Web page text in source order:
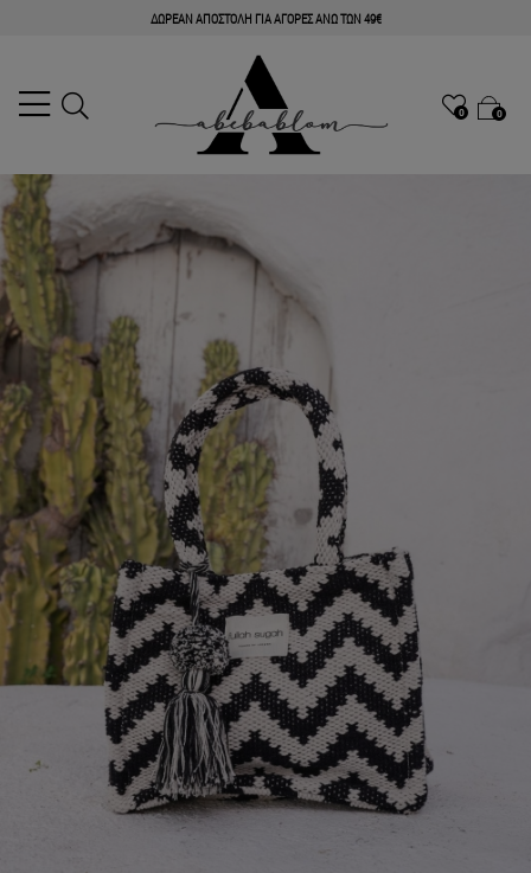
ΔΩΡΕΑΝ ΑΠΟΣΤΟΛΗ ΓΙΑ ΑΓΟΡΕΣ ΑΝΩ ΤΩΝ 49€
0 0